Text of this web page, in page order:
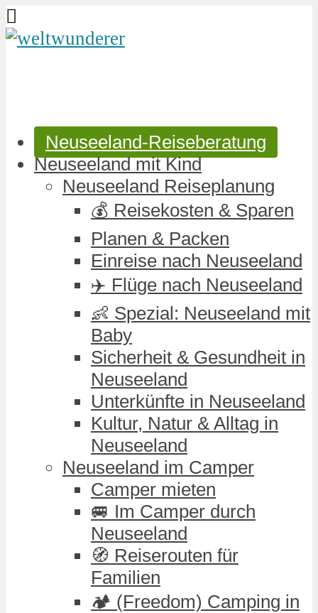
Neuseeland-Reiseberatung
Neuseeland mit Kind
Neuseeland Reiseplanung
💰 Reisekosten & Sparen
Planen & Packen
Einreise nach Neuseeland
✈️ Flüge nach Neuseeland
👶 Spezial: Neuseeland mit
Baby
Sicherheit & Gesundheit in
Neuseeland
Unterkünfte in Neuseeland
Kultur, Natur & Alltag in
Neuseeland
Neuseeland im Camper
Camper mieten
🚐 Im Camper durch
Neuseeland
🧭 Reiserouten für
Familien
🏕️ (Freedom) Camping in